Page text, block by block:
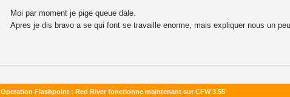
Moi par moment je pige queue dale.
Apres je dis bravo a se qui font se travaille enorme, mais expliquer nous un
Operation Flashpoint : Red River fonctionne maintenant sur CFW 3.55